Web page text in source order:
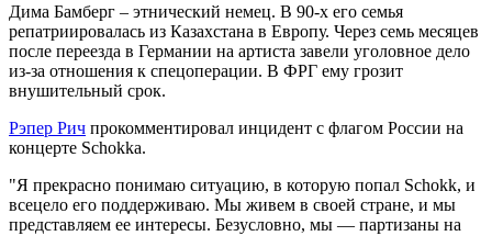
Дима Бамберг – этнический немец. В 90-х его семья
репатриировалась из Казахстана в Европу. Через семь месяцев
после переезда в Германии на артиста завели уголовное дело
из-за отношения к спецоперации. В ФРГ ему грозит
внушительный срок.
Рэпер Рич прокомментировал инцидент с флагом России на
концерте Schokkа.
"Я прекрасно понимаю ситуацию, в которую попал Schokk, и
всецело его поддерживаю. Мы живем в своей стране, и мы
представляем ее интересы. Безусловно, мы — партизаны на